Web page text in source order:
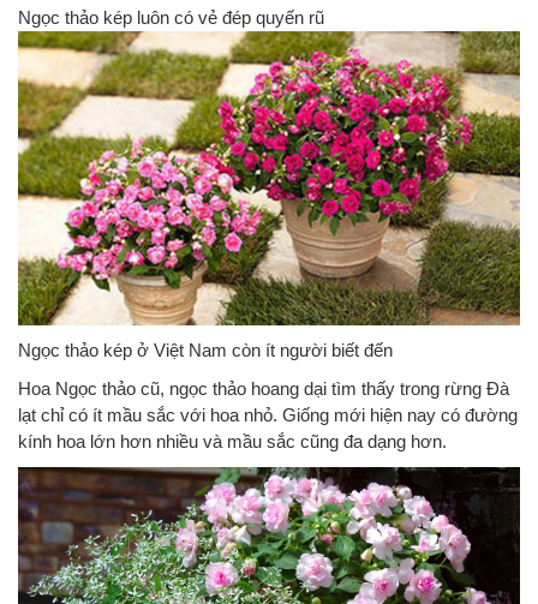
Ngọc thảo kép luôn có vẻ đép quyến rũ
Ngọc thảo kép ở Việt Nam còn ít người biết đến
Hoa Ngọc thảo cũ, ngọc thảo hoang dại tìm thấy trong rừng Đà
lạt chỉ có ít mầu sắc với hoa nhỏ. Giống mới hiện nay có đường
kính hoa lớn hơn nhiều và mầu sắc cũng đa dạng hơn.